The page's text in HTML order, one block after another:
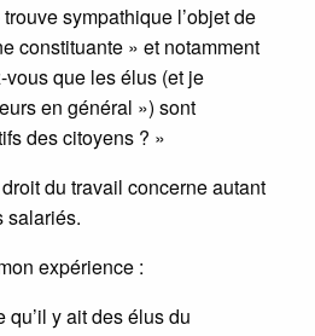
sympathique l’objet de
constituante » et notamment
que les élus (et je
en général ») sont
des citoyens ? »
du travail concerne autant
salariés.
expérience :
qu’il y ait des élus du